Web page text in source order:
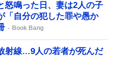
怒鳴った日、妻は2人の子
自分の犯した罪や愚か
Book Bang
射線…9人の若者が死んだ